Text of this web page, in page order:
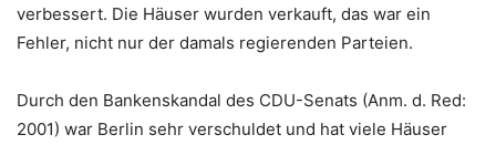
verbessert. Die Häuser wurden verkauft, das war ein
Fehler, nicht nur der damals regierenden Parteien.
Durch den Bankenskandal des CDU-Senats (Anm. d. Red:
2001) war Berlin sehr verschuldet und hat viele Häuser